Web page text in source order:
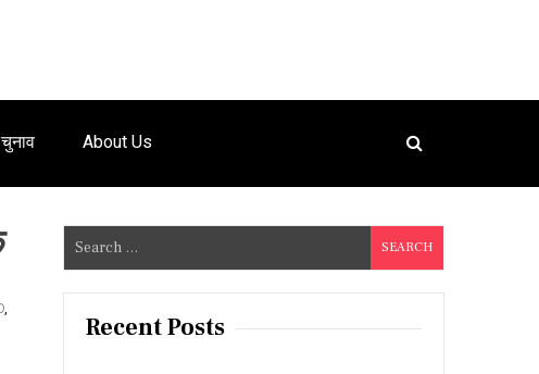
चुनाव About Us
,
e
a
Recent Posts